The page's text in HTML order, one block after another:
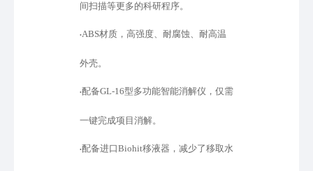
间扫描等更多的科研程序。
•ABS材质，高强度、耐腐蚀、耐高温
外壳。
•配备GL-16型多功能智能消解仪，仅需
一键完成项目消解。
•配备进口 Biohit移液器，减少了移取水